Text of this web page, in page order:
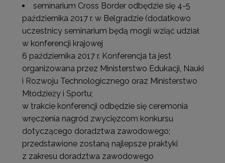
seminarium Cross Border odbędzie się 4-5
października 2017 r. w Belgradzie (dodatkowo
uczestnicy seminarium będą mogli wziąć udział
w konferencji krajowej
6 października 2017 r. Konferencja ta jest
organizowana przez Ministerstwo Edukacji, Nauki
i Rozwoju Technologicznego oraz Ministerstwo
Młodzieży i Sportu;
w trakcie konferencji odbędzie się ceremonia
wręczenia nagród zwycięzcom konkursu
dotyczącego doradztwa zawodowego;
przedstawione zostaną najlepsze praktyki
z zakresu doradztwa zawodowego